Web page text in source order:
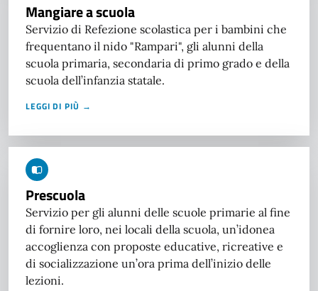
Mangiare a scuola
Servizio di Refezione scolastica per i bambini che
frequentano il nido "Rampari", gli alunni della
scuola primaria, secondaria di primo grado e della
scuola dell’infanzia statale.
LEGGI DI PIÙ →
Prescuola
Servizio per gli alunni delle scuole primarie al fine
di fornire loro, nei locali della scuola, un’idonea
accoglienza con proposte educative, ricreative e
di socializzazione un’ora prima dell’inizio delle
lezioni.